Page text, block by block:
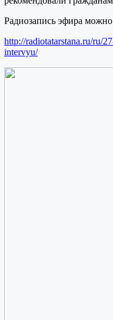
Радиозапись эфира
http://radiotatarstana.ru/ru/
intervyu/